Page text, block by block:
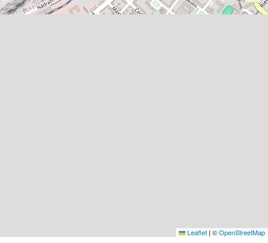
Leaflet | ©OpenStreetMap